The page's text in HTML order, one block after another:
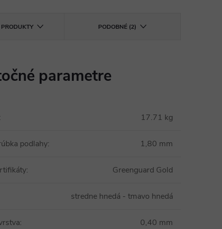
PODOBNÉ (2)
parametre
: 17.71 kg
podlahy: 1,80 mm
: Greenguard Gold
stredne hnedá - tmavo hnedá
: 0,40 mm